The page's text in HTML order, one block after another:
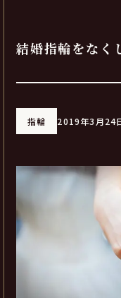
結婚指輪をなく
指輪 2019年3月24